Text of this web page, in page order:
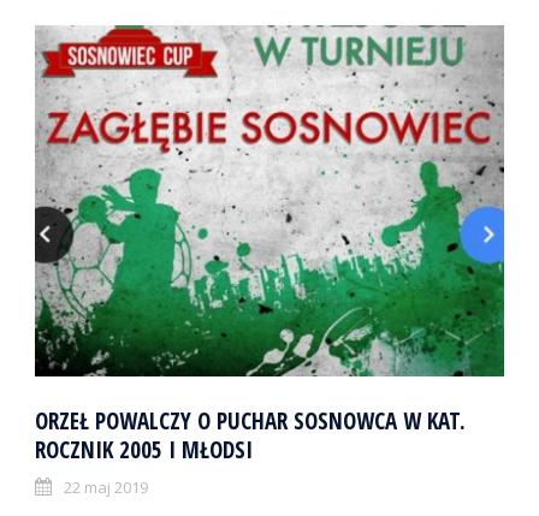
ORZEŁ POWALCZY O PUCHAR SOSNOWCA W KAT.
ROCZNIK 2005 I MŁODSI
22 maj 2019